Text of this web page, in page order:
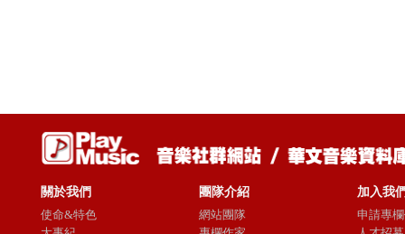
關於我們
使命&特色
團隊介紹
網站團隊
加入我
申請專